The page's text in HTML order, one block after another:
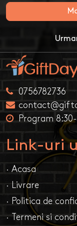
0756782736
Program
Link-uri
· Acasa
· Livrare
· Politica de
· Termeni si